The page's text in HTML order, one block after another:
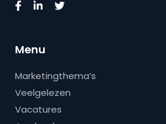
Menu
Marketingthema’s
Veelgelezen
Vacatures